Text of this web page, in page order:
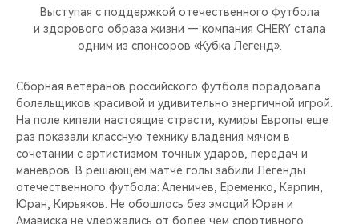
КРОССОВЕРЫ
НОВИНКИ
КРЕДИТ И СТРАХОВАНИЕ
ЗАПЧАСТИ И АКСЕССУАРЫ
ПОДДЕРЖКА
CHERY CONNECT
О БРЕНДЕ
CHERY В СОЦСЕТЯХ
ЛЮДИ CHERY
CHERY REMOTE
CHERY И СПОРТ
КРЕДИТ
МЫ В СОЦСЕТЯХ
Выступая с поддержкой отечественного футбола
и здорового образа жизни — компания CHERY стала
одним из спонсоров «Кубка Легенд».
Сборная ветеранов российского футбола порадовала
болельщиков красивой и удивительно энергичной игрой.
На поле кипели настоящие страсти, кумиры Европы еще
раз показали классную технику владения мячом в
сочетании с артистизмом точных ударов, передач и
маневров. В решающем матче голы забили Легенды
отечественного футбола: Аленичев, Еременко, Карпин,
Юран, Кирьяков. Не обошлось без эмоций Юран и
Амависка не удержались от более чем спортивного